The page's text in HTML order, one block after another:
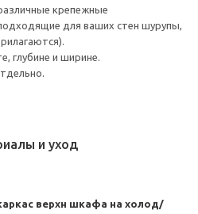
крепежные
для ваших стен шурупы,
глубине и ширине.
и уход
верхн шкафа на холод/